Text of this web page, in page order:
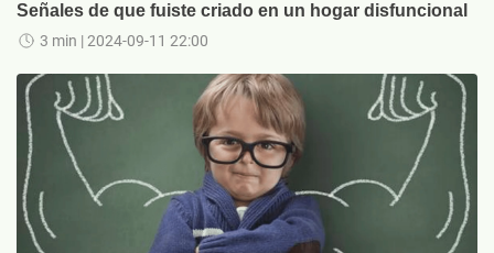
Señales de que fuiste criado en un hogar disfuncional
3 min | 2024-09-11 22:00